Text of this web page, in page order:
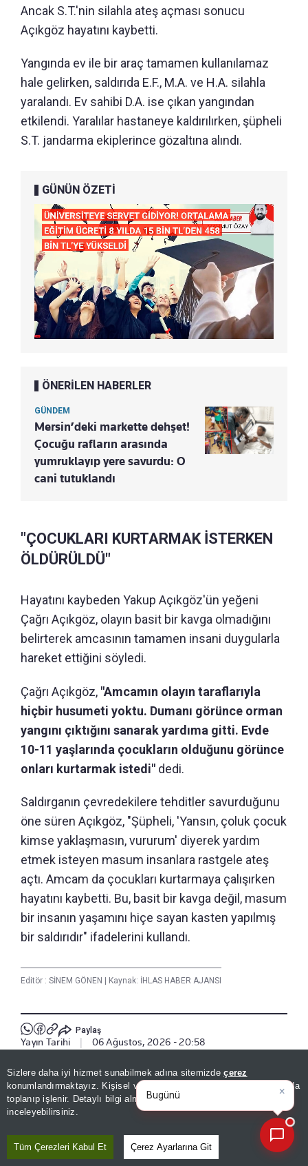
Sizlere daha iyi hizmet sunabilmek adına sitemizdeçerez
konumlandırmaktayız. Kişisel verileriniz, KVKK ve GDPR kapsamında
toplanıp işlenir. Detaylı bilgi almak içinAydınlatma Metnimizi
inceleyebilirsiniz.
Tüm Çerezleri Kabul Et Çerez Ayarlarına Git
Ancak S.T.'nin silahla ateş açması sonucu
Açıkgöz hayatını kaybetti.
Yangında ev ile bir araç tamamen kullanılamaz
hale gelirken, saldırıda E.F., M.A. ve H.A. silahla
yaralandı. Ev sahibi D.A. ise çıkan yangından
etkilendi. Yaralılar hastaneye kaldırılırken, şüpheli
S.T. jandarma ekiplerince gözaltına alındı.
GÜNÜN ÖZETİ
ÖNERİLEN HABERLER
GÜNDEM
Mersin’deki markette dehşet!
Çocuğu rafların arasında
yumruklayıp yere savurdu: O
cani tutuklandı
"ÇOCUKLARI KURTARMAK İSTERKEN
ÖLDÜRÜLDÜ"
Hayatını kaybeden Yakup Açıkgöz'ün yeğeni
Çağrı Açıkgöz, olayın basit bir kavga olmadığını
belirterek amcasının tamamen insani duygularla
hareket ettiğini söyledi.
Çağrı Açıkgöz, "Amcamın olayın taraflarıyla
hiçbir husumeti yoktu. Dumanı görünce orman
yangını çıktığını sanarak yardıma gitti. Evde
10-11 yaşlarında çocukların olduğunu görünce
onları kurtarmak istedi" dedi.
Saldırganın çevredekilere tehditler savurduğunu
öne süren Açıkgöz, "Şüpheli, 'Yansın, çoluk çocuk
kimse yaklaşmasın, vururum' diyerek yardım
etmek isteyen masum insanlara rastgele ateş
açtı. Amcam da çocukları kurtarmaya çalışırken
hayatını kaybetti. Bu, basit bir kavga değil, masum
bir insanın yaşamını hiçe sayan kasten yapılmış
bir saldırıdır" ifadelerini kullandı.
Editör : SİNEM GÖNEN Kaynak: İHLAS HABER AJANSI
Paylaş
Yayın Tarihi 06 Ağustos, 2026 - 20:58
Haberle İlgili Daha Fazlası
3. Sayfa
Bizi Takip Edin
×
Bugünün öne çıkan manşetleri
ve gelişmeleri